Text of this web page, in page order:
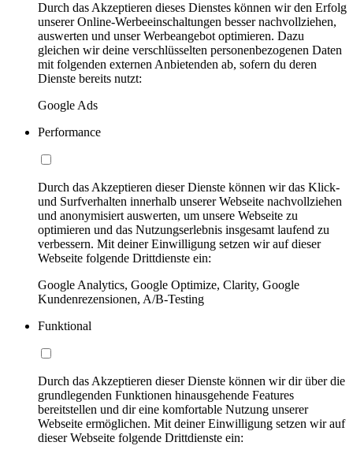
Durch das Akzeptieren dieses Dienstes können wir den Erfolg
unserer Online-Werbeeinschaltungen besser nachvollziehen,
auswerten und unser Werbeangebot optimieren. Dazu
gleichen wir deine verschlüsselten personenbezogenen Daten
mit folgenden externen Anbietenden ab, sofern du deren
Dienste bereits nutzt:
Google Ads
Performance
Durch das Akzeptieren dieser Dienste können wir das Klick-
und Surfverhalten innerhalb unserer Webseite nachvollziehen
und anonymisiert auswerten, um unsere Webseite zu
optimieren und das Nutzungserlebnis insgesamt laufend zu
verbessern. Mit deiner Einwilligung setzen wir auf dieser
Webseite folgende Drittdienste ein:
Google Analytics, Google Optimize, Clarity, Google
Kundenrezensionen, A/B-Testing
Funktional
Durch das Akzeptieren dieser Dienste können wir dir über die
grundlegenden Funktionen hinausgehende Features
bereitstellen und dir eine komfortable Nutzung unserer
Webseite ermöglichen. Mit deiner Einwilligung setzen wir auf
dieser Webseite folgende Drittdienste ein: